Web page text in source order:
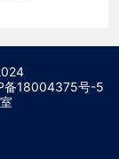
备18004375号-5